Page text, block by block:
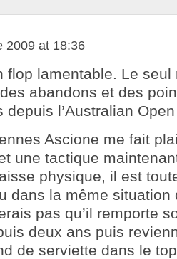
2009 at 18:36
flop lamentable. Le seul
abandons et des
depuis l’Australian
Ascione me fait
une tactique
physique, il est
dans la même situation
pas qu’il remporte
deux ans puis
de serviette dans le